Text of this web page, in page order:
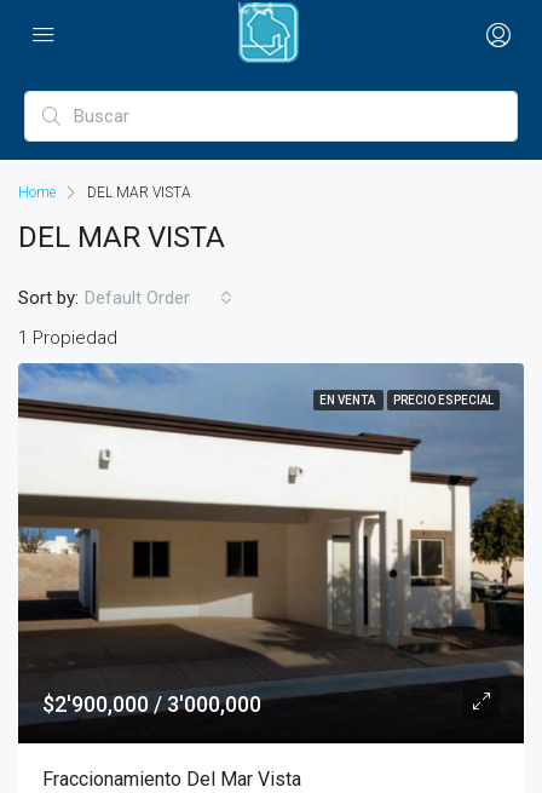
Home DEL MAR VISTA
DEL MAR VISTA
1 Propiedad
Sort by: Default Order
EN VENTA PRECIO ESPECIAL
$2'900,000 / 3'000,000
Fraccionamiento Del Mar Vista